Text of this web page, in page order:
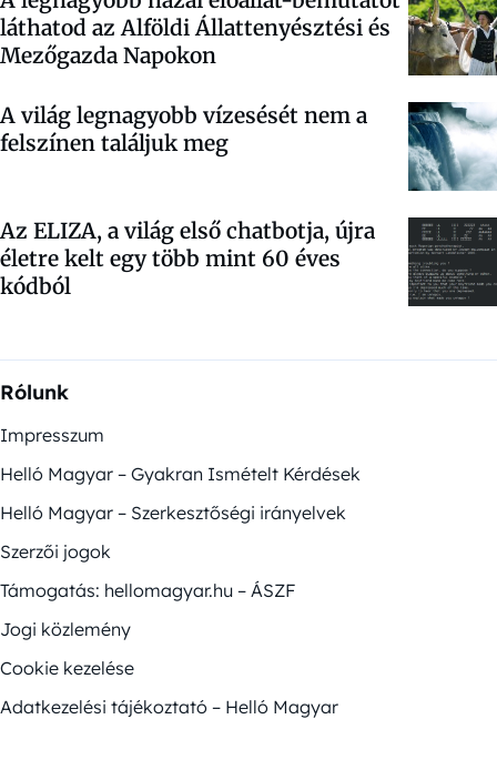
láthatod az Alföldi Állattenyésztési és
Mezőgazda Napokon
A világ legnagyobb vízesését nem a
felszínen találjuk meg
Az ELIZA, a világ első chatbotja, újra
életre kelt egy több mint 60 éves
kódból
Rólunk
Impresszum
Helló Magyar – Gyakran Ismételt Kérdések
Helló Magyar – Szerkesztőségi irányelvek
Szerzői jogok
Támogatás: hellomagyar.hu – ÁSZF
Jogi közlemény
Cookie kezelése
Adatkezelési tájékoztató – Helló Magyar